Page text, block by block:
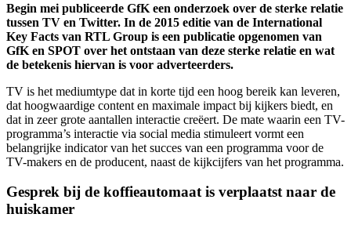
Begin mei publiceerde GfK een onderzoek over de sterke relatie
tussen TV en Twitter. In de 2015 editie van de International
Key Facts van RTL Group is een publicatie opgenomen van
GfK en SPOT over het ontstaan van deze sterke relatie en wat
de betekenis hiervan is voor adverteerders.
TV is het mediumtype dat in korte tijd een hoog bereik kan leveren,
dat hoogwaardige content en maximale impact bij kijkers biedt, en
dat in zeer grote aantallen interactie creëert. De mate waarin een TV-
programma’s interactie via social media stimuleert vormt een
belangrijke indicator van het succes van een programma voor de
TV-makers en de producent, naast de kijkcijfers van het programma.
Gesprek bij de koffieautomaat is verplaatst naar de
huiskamer